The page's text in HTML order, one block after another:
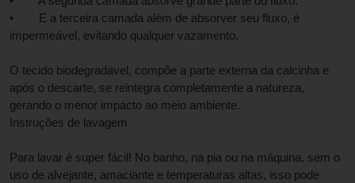
•        E a terceira camada além de absorver seu fluxo, é
impermeável, evitando qualquer vazamento.
O tecido biodegradável, compõe a parte externa da calcinha e
após o descarte, se reintegra completamente a natureza,
gerando o menor impacto ao meio ambiente.
Instruções de lavagem
Para lavar é super fácil! No banho, na pia ou na máquina, sem o
uso de alvejante, amaciante e temperaturas altas, isso pode